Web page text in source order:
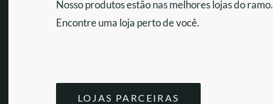
Nosso produtos estão nas melhores lojas do ramo.
Encontre uma loja perto de você.
LOJAS PARCEIRAS